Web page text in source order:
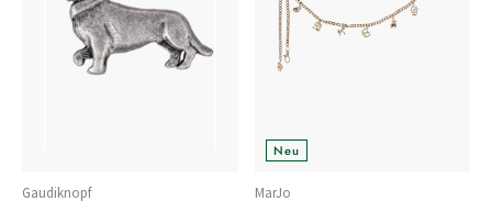
Gaudiknopf
Neu
MarJo